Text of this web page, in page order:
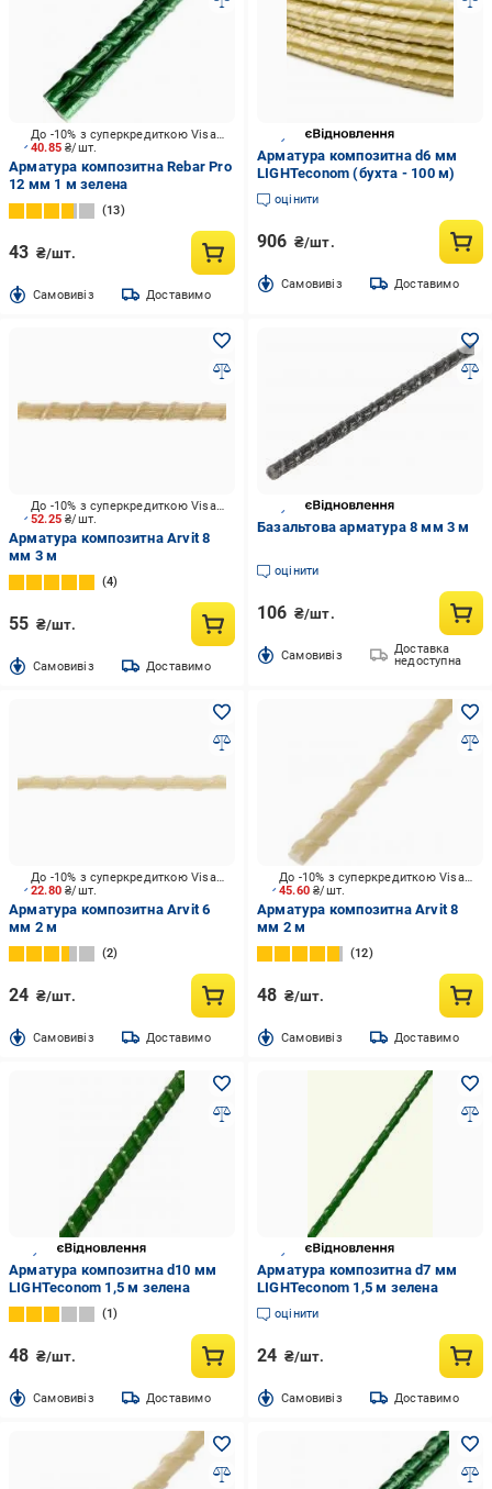
40.85₴/шт.
До -10% з суперкредиткою Visa Вигода
Арматура композитна Rebar Pro
12 мм 1 м зелена
13
43 ₴/шт.
Cамовивіз Доставимо
Арматура композитна d6 мм
LIGHTeconom (бухта - 100 м)
оцінити
906 ₴/шт.
Cамовивіз Доставимо
52.25₴/шт.
До -10% з суперкредиткою Visa Вигода
Арматура композитна Arvit 8
мм 3 м
4
55 ₴/шт.
Cамовивіз Доставимо
Базальтова арматура 8 мм 3 м
оцінити
106 ₴/шт.
Cамовивіз
Доставка
недоступна
22.80₴/шт.
До -10% з суперкредиткою Visa Вигода
Арматура композитна Arvit 6
мм 2 м
2
24 ₴/шт.
Cамовивіз Доставимо
45.60₴/шт.
До -10% з суперкредиткою Visa Вигода
Арматура композитна Arvit 8
мм 2 м
12
48 ₴/шт.
Cамовивіз Доставимо
Арматура композитна d10 мм
LIGHTeconom 1,5 м зелена
1
48 ₴/шт.
Cамовивіз Доставимо
Арматура композитна d7 мм
LIGHTeconom 1,5 м зелена
оцінити
24 ₴/шт.
Cамовивіз Доставимо